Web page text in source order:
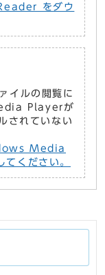
をダウ
ルの閲覧に
Playerが
されていない
Media
ください。